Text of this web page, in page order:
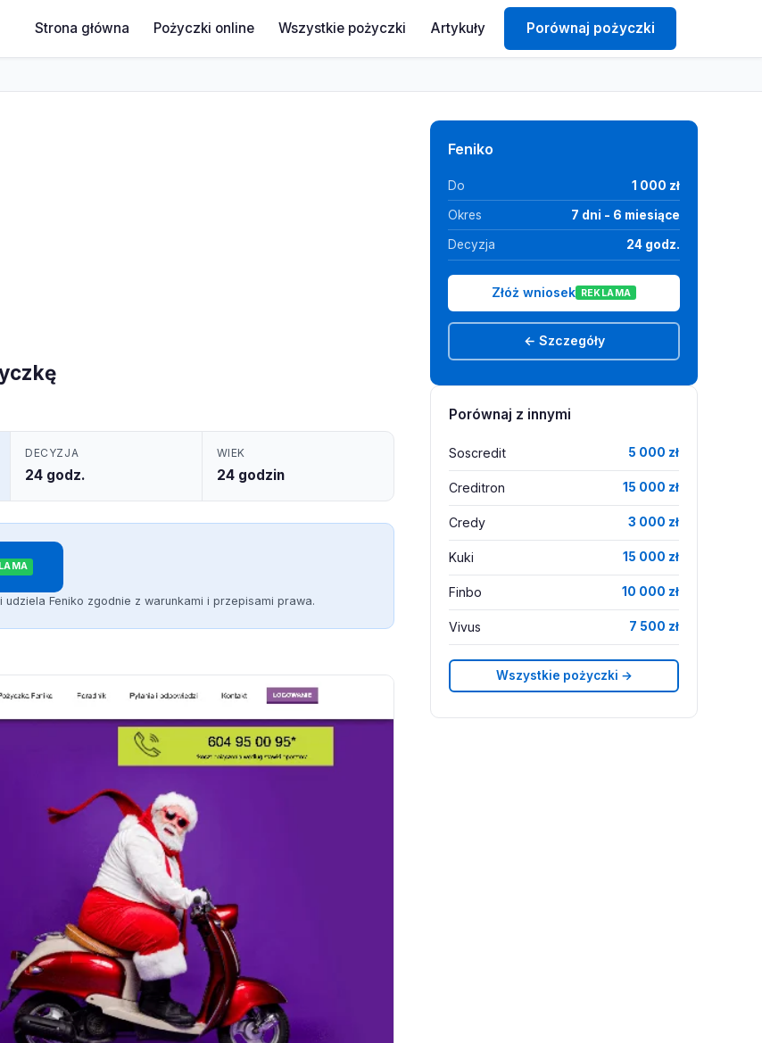
Strona główna Pożyczki online Wszystkie pożyczki Artykuły Porównaj pożyczki
DECYZJA
24 godz.
WIEK
24 godzin
Feniko zgodnie z warunkami i przepisami prawa.
Feniko
Do 1 000 zł
Okres 7 dni - 6 miesiące
Decyzja 24 godz.
Złóż wniosek REKLAMA
← Szczegóły
Porównaj z innymi
Soscredit 5 000 zł
Creditron 15 000 zł
Credy 3 000 zł
Kuki 15 000 zł
Finbo 10 000 zł
Vivus 7 500 zł
Wszystkie pożyczki →